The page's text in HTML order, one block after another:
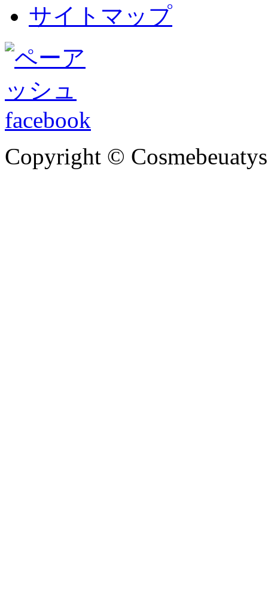
サイトマップ
Copyright ©